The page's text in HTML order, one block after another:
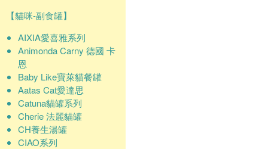
【貓咪-副食罐】
AIXIA愛喜雅系列
Animonda Carny 德國 卡
恩
Baby Like寶萊貓餐罐
Aatas Cat愛達思
Catuna貓罐系列
Cherie 法麗貓罐
CH養生湯罐
CIAO系列